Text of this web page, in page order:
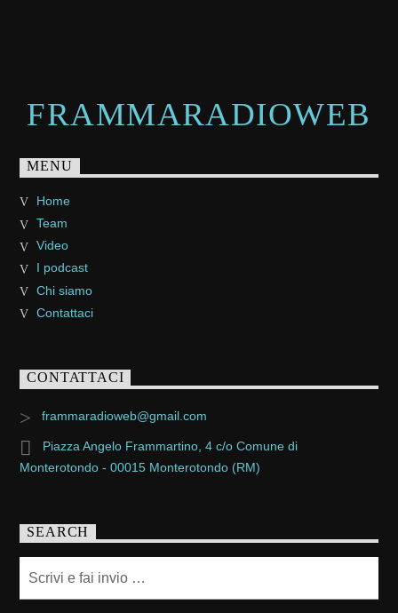
FRAMMARADIOWEB
MENU
Home
Team
Video
I podcast
Chi siamo
Contattaci
CONTATTACI
frammaradioweb@gmail.com
Piazza Angelo Frammartino, 4 c/o Comune di
Monterotondo - 00015 Monterotondo (RM)
SEARCH